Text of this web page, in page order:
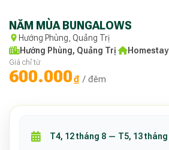
NĂM MÙA BUNGALOWS
Hướng Phùng, Quảng Trị
Hướng Phùng, Quảng Trị· Homestay
Giá chỉ từ
600.000₫ / đêm